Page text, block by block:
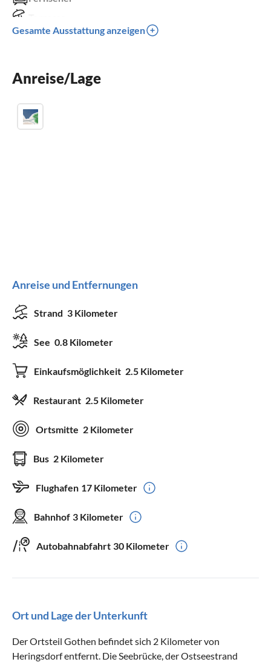
Spülmaschine
Kinderbett
Gesamte Ausstattung anzeigen
Anreise/Lage
Anreise und Entfernungen
Strand 3 Kilometer
See 0.8 Kilometer
Einkaufsmöglichkeit 2.5 Kilometer
Restaurant 2.5 Kilometer
Ortsmitte 2 Kilometer
Bus 2 Kilometer
Flughafen 17 Kilometer
Bahnhof 3 Kilometer
Autobahnabfahrt 30 Kilometer
Ort und Lage der Unterkunft
Der Ortsteil Gothen befindet sich 2 Kilometer von
Heringsdorf entfernt. Die Seebrücke, der Ostseestrand